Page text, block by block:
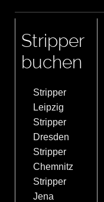
Stripper
buchen
Stripper
Leipzig
Stripper
Dresden
Stripper
Chemnitz
Stripper
Jena